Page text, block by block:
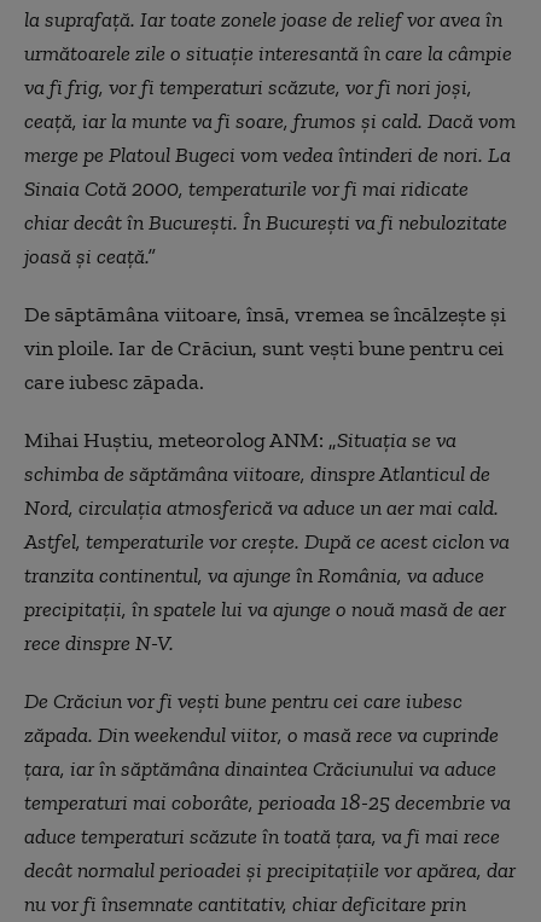
la suprafață. Iar toate zonele joase de relief vor avea în
următoarele zile o situație interesantă în care la câmpie
va fi frig, vor fi temperaturi scăzute, vor fi nori joși,
ceață, iar la munte va fi soare, frumos și cald. Dacă vom
merge pe Platoul Bugeci vom vedea întinderi de nori. La
Sinaia Cotă 2000, temperaturile vor fi mai ridicate
chiar decât în București. În București va fi nebulozitate
joasă și ceață.”
De săptămâna viitoare, însă, vremea se încălzește și
vin ploile. Iar de Crăciun, sunt vești bune pentru cei
care iubesc zăpada.
Mihai Huștiu, meteorolog ANM: „Situația se va
schimba de săptămâna viitoare, dinspre Atlanticul de
Nord, circulația atmosferică va aduce un aer mai cald.
Astfel, temperaturile vor crește. După ce acest ciclon va
tranzita continentul, va ajunge în România, va aduce
precipitații, în spatele lui va ajunge o nouă masă de aer
rece dinspre N-V.
De Crăciun vor fi vești bune pentru cei care iubesc
zăpada. Din weekendul viitor, o masă rece va cuprinde
țara, iar în săptămâna dinaintea Crăciunului va aduce
temperaturi mai coborâte, perioada 18-25 decembrie va
aduce temperaturi scăzute în toată țara, va fi mai rece
decât normalul perioadei și precipitațiile vor apărea, dar
nu vor fi însemnate cantitativ, chiar deficitare prin